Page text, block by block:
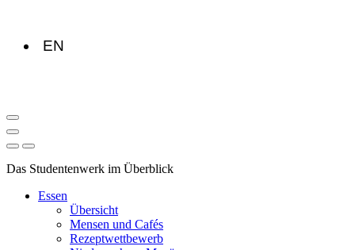
EN
Das Studentenwerk im Überblick
Essen
Übersicht
Mensen und Cafés
Rezeptwettbewerb